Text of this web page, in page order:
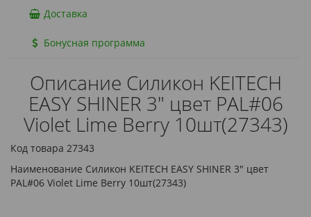
Доставка
Бонусная программа
Описание Силикон KEITECH
EASY SHINER 3" цвет PAL#06
Violet Lime Berry 10шт(27343)
Код товара 27343
Наименование Силикон KEITECH EASY SHINER 3" цвет
PAL#06 Violet Lime Berry 10шт(27343)